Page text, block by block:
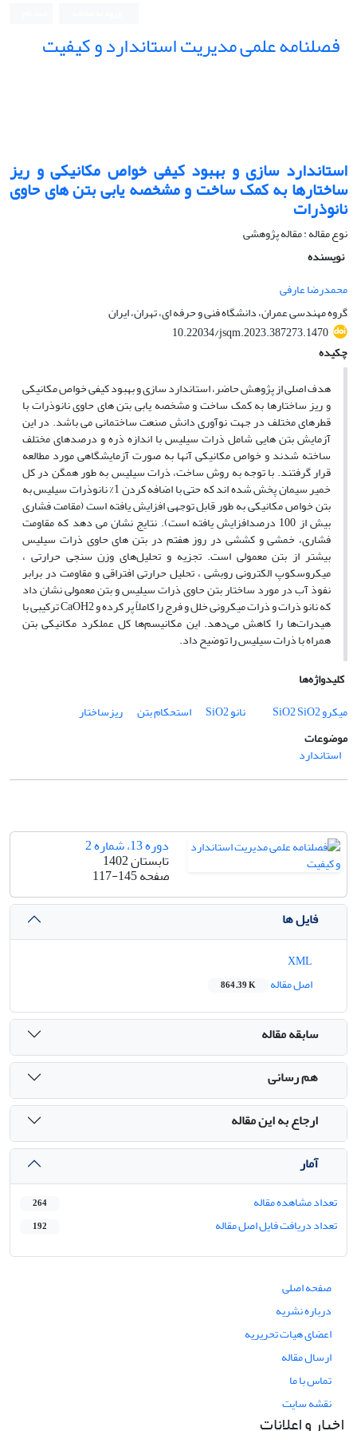
فصلنامه علمی مدیریت استاندارد و کیفیت
استاندارد سازی و بهبود کیفی خواص مکانیکی و‌ ریز
ساختارها به کمک ساخت و ‌مشخصه یابی بتن های حاوی
نانو‌ذرات
نوع مقاله : مقاله پژوهشی
نویسنده
محمدرضا عارفی
گروه مهندسی عمران، دانشگاه فنی و حرفه ای، تهران، ایران
10.22034/jsqm.2023.387273.1470
چکیده
هدف اصلی از پژوهش حاضر، استاندارد سازی و بهبود کیفی خواص مکانیکی
و‌ ریز ساختارها به کمک ساخت و ‌مشخصه یابی بتن های حاوی نانو‌ذرات با
قطرهای مختلف در جهت نوآوری دانش صنعت ساختمانی می باشد. در این
آزمایش بتن هایی شامل ذرات سیلیس با اندازه ذره و درصدهای مختلف
ساخته شدند و خواص مکانیکی آ‌‌نها به صورت آزمایشگاهی مورد مطالعه
قرار گرفتند. با توجه به روش ساخت، ذرات سیلیس به طور همگن در کل
خمیر سیمان پخش شده اند که حتی با اضافه کردن 1% نانوذرات سیلیس به
بتن خواص مکانیکی به طور قابل توجهی افزایش یافته است (مقامت فشاری
بیش از 100 درصدافزایش یافته است). نتایج نشان می دهد که مقاومت
فشاری، خمشی و کششی در روز هفتم در بتن های حاوی ذرات سیلیس
بیشتر از بتن معمولی است. تجزیه و تحلیل‌های وزن سنجی حرارتی ،
میکروسکوپ الکترونی روبشی ، تحلیل حرارتی افتراقی و مقاومت در برابر
نفوذ آب در مورد ساختار بتن حاوی ذرات سیلیس و بتن معمولی نشان داد
که نانو ذرات و ذرات میکرونی خلل و فرج را کاملاً پر کرده و CaOH2 ترکیبی با
هیدرات‌ها را کاهش می‌دهد. این مکانیسم‌ها کل عملکرد مکانیکی بتن
همراه با ذرات سیلیس را توضیح داد.
کلیدواژه‌ها
میکرو SiO2SiO2 نانو SiO2 استحکام بتن
ریزساختار
موضوعات
استاندارد
دوره 13، شماره 2
تابستان 1402
صفحه117-145
فایل ها
اصل مقاله
864.39 K
سابقه مقاله
هم رسانی
ارجاع به این مقاله
آمار
تعداد مشاهده مقاله 264
تعداد دریافت فایل اصل مقاله 192
صفحه اصلی
درباره نشریه
اعضای هیات تحریریه
ارسال مقاله
تماس با ما
نقشه سایت
اخبار و اعلانات